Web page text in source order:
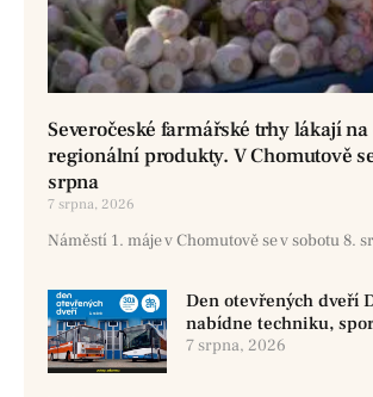
Severočeské farmářské trhy lákají na
regionální produkty. V Chomutově
srpna
7 srpna, 2026
Náměstí 1. máje v Chomutově se v sobotu 8.
Den otevřených dveří
nabídne techniku,
historickými vozy
7 srpna, 2026